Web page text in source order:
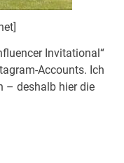
Invitational“
Accounts. Ich
– deshalb hier die